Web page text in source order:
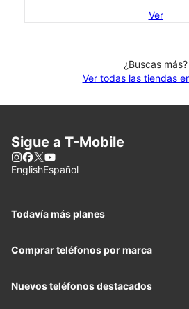
Ver
¿Buscas más?
Ver todas las tiendas